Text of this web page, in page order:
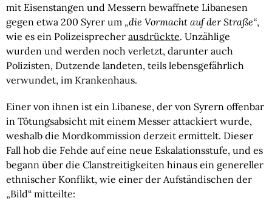
mit Eisenstangen und Messern bewaffnete Libanesen
gegen etwa 200 Syrer um „die Vormacht auf der Straße“,
wie es ein Polizeisprecher ausdrückte. Unzählige
wurden und werden noch verletzt, darunter auch
Polizisten, Dutzende landeten, teils lebensgefährlich
verwundet, im Krankenhaus.
Einer von ihnen ist ein Libanese, der von Syrern offenbar
in Tötungsabsicht mit einem Messer attackiert wurde,
weshalb die Mordkommission derzeit ermittelt. Dieser
Fall hob die Fehde auf eine neue Eskalationsstufe, und es
begann über die Clanstreitigkeiten hinaus ein genereller
ethnischer Konflikt, wie einer der Aufständischen der
„Bild“ mitteilte: